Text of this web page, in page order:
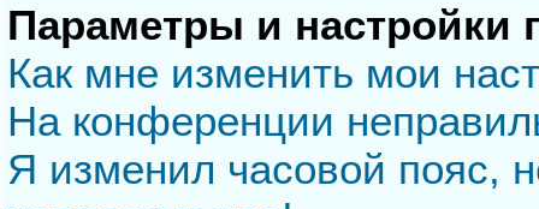
Параметры и настройки
Как мне изменить мои
На конференции
Я изменил часовой пояс,